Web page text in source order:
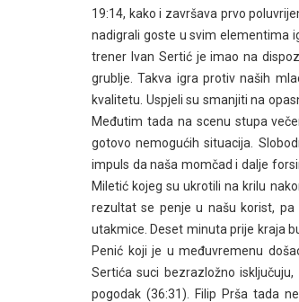
19:14, kako i završava prvo
nadigrali goste u svim elementima
trener Ivan Sertić je imao na
grublje. Takva igra protiv naših
kvalitetu. Uspjeli su smanjiti na
Međutim tada na scenu stupa
gotovo nemogućih situacija.
impuls da naša momčad i dalje
Miletić kojeg su ukrotili na krilu
rezultat se penje u našu korist,
utakmice. Deset minuta prije kraja
Penić koji je u međuvremenu
Sertića suci bezrazložno
pogodak (36:31). Filip Prša tada